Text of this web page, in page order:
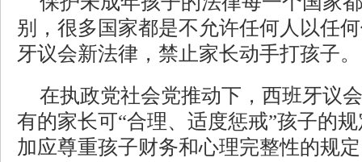
别，很多国家都是不允许任何人以任
牙议会新法律，禁止家长动手打孩子。
在执政党社会党推动下，西班牙议
有的家长可“合理、适度惩戒”孩子的
加应尊重孩子财务和心理完整性的规